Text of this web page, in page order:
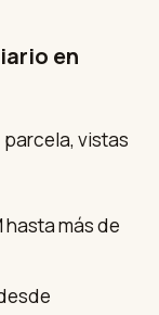
en
vistas
más de